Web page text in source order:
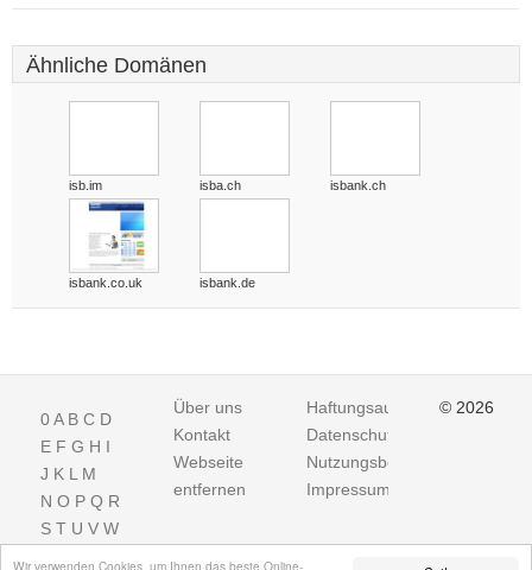
Wir verwenden Cookies, um Ihnen das beste Online-
Ähnliche Domänen
isb.im isba.ch isbank.ch
isbank.co.uk isbank.de
0A B C D
E F G H I
J K L M
N O P Q R
S T U V W
Über uns
Kontakt
Webseite
entfernen
Haftungsausschluss
Datenschutz
Nutzungsbedingungen
Impressum
© 2026